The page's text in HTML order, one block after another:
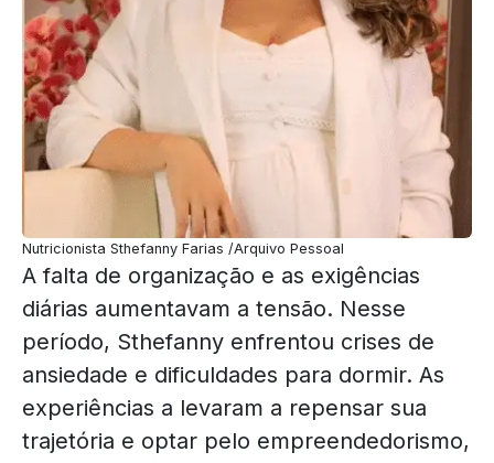
Nutricionista Sthefanny Farias /Arquivo Pessoal
A falta de organização e as exigências
diárias aumentavam a tensão. Nesse
período, Sthefanny enfrentou crises de
ansiedade e dificuldades para dormir. As
experiências a levaram a repensar sua
trajetória e optar pelo empreendedorismo,